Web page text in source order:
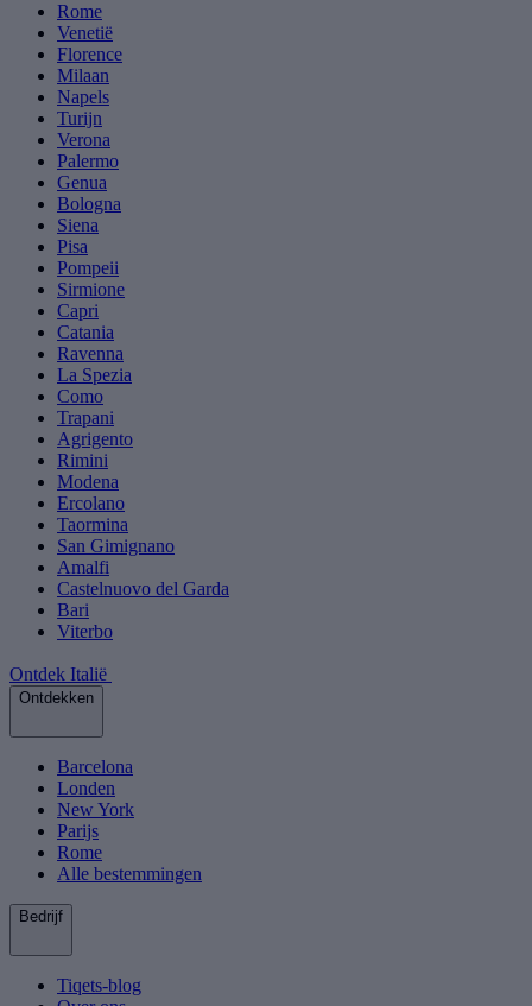
Rome
Venetië
Florence
Milaan
Napels
Turijn
Verona
Palermo
Genua
Bologna
Siena
Pisa
Pompeii
Sirmione
Capri
Catania
Ravenna
La Spezia
Como
Trapani
Agrigento
Rimini
Modena
Ercolano
Taormina
San Gimignano
Amalfi
Castelnuovo del Garda
Bari
Viterbo
Ontdek Italië
Ontdekken
Barcelona
Londen
New York
Parijs
Rome
Alle bestemmingen
Bedrijf
Tiqets-blog